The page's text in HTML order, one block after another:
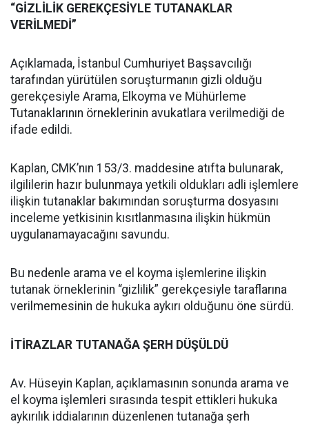
“GİZLİLİK GEREKÇESİYLE TUTANAKLAR
VERİLMEDİ”
Açıklamada, İstanbul Cumhuriyet Başsavcılığı
tarafından yürütülen soruşturmanın gizli olduğu
gerekçesiyle Arama, Elkoyma ve Mühürleme
Tutanaklarının örneklerinin avukatlara verilmediği de
ifade edildi.
Kaplan, CMK’nın 153/3. maddesine atıfta bulunarak,
ilgililerin hazır bulunmaya yetkili oldukları adli işlemlere
ilişkin tutanaklar bakımından soruşturma dosyasını
inceleme yetkisinin kısıtlanmasına ilişkin hükmün
uygulanamayacağını savundu.
Bu nedenle arama ve el koyma işlemlerine ilişkin
tutanak örneklerinin “gizlilik” gerekçesiyle taraflarına
verilmemesinin de hukuka aykırı olduğunu öne sürdü.
İTİRAZLAR TUTANAĞA ŞERH DÜŞÜLDÜ
Av. Hüseyin Kaplan, açıklamasının sonunda arama ve
el koyma işlemleri sırasında tespit ettikleri hukuka
aykırılık iddialarının düzenlenen tutanağa şerh